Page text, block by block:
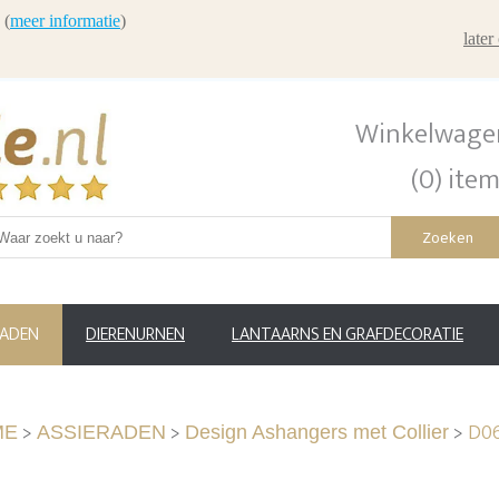
(0)
Zoeken
DIERENURNEN LANTAARNS EN GRAFDECORATIE
> ASSIERADEN > Design Ashangers met Collier >
(meer informatie)
later